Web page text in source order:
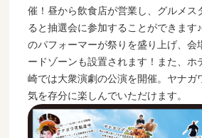
催！昼から飲食店が営業し、グルメス
ると抽選会に参加することができます
のパフォーマーが祭りを盛り上げ、会
ードゾーンも設置されます！また、ホ
崎では大衆演劇の公演を開催。ヤナガ
気を存分に楽しんでいただけます。